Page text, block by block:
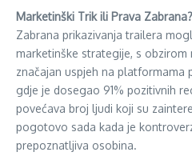
Marketinški Trik ili Prava Zabrana?
Zabrana prikazivanja trailera
marketinške strategije, s
značajan uspjeh na platformama
gdje je dosegao 91% pozitivnih
povećava broj ljudi koji su
pogotovo sada kada je
prepoznatljiva osobina.